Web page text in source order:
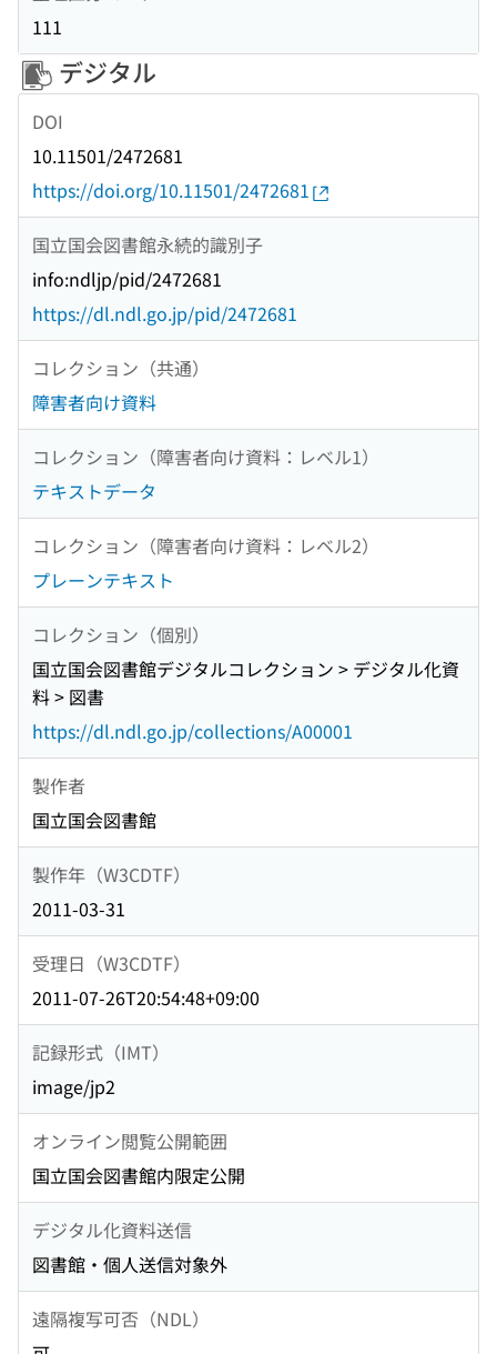
111
デジタル
DOI
10.11501/2472681
https://doi.org/10.11501/2472681
国立国会図書館永続的識別子
info:ndljp/pid/2472681
https://dl.ndl.go.jp/pid/2472681
コレクション（共通）
障害者向け資料
コレクション（障害者向け資料：レベル1）
テキストデータ
コレクション（障害者向け資料：レベル2）
プレーンテキスト
コレクション（個別）
国立国会図書館デジタルコレクション > デジタル化資
料 > 図書
https://dl.ndl.go.jp/collections/A00001
製作者
国立国会図書館
製作年（W3CDTF）
2011-03-31
受理日（W3CDTF）
2011-07-26T20:54:48+09:00
記録形式（IMT）
image/jp2
オンライン閲覧公開範囲
国立国会図書館内限定公開
デジタル化資料送信
図書館・個人送信対象外
遠隔複写可否（NDL）